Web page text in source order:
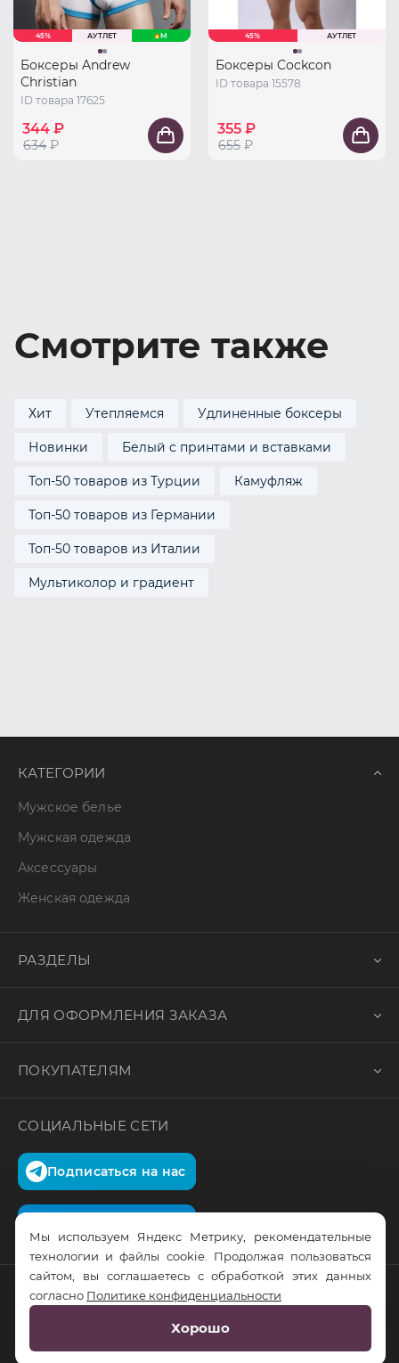
45% АУТЛЕТ M
Боксеры Andrew
Christian
ID товара 17625
344 ₽
634 ₽
45% АУТЛЕТ
Боксеры Cockcon
ID товара 15578
355 ₽
655 ₽
Смотрите также
Хит Утепляемся Удлиненные боксеры
Новинки Белый с принтами и вставками
Топ-50 товаров из Турции Камуфляж
Топ-50 товаров из Германии
Топ-50 товаров из Италии
Мультиколор и градиент
КАТЕГОРИИ
Мужское белье
Мужская одежда
Аксессуары
Женская одежда
РАЗДЕЛЫ
ДЛЯ ОФОРМЛЕНИЯ ЗАКАЗА
ПОКУПАТЕЛЯМ
СОЦИАЛЬНЫЕ СЕТИ
Подписаться на нас
© RusTrus. 2011-2026. Все права защищены
RS Digital
Мы используем Яндекс Метрику, рекомендательные
технологии и файлы cookie. Продолжая пользоваться
сайтом, вы соглашаетесь с обработкой этих данных
согласно Политике конфиденциальности
Хорошо